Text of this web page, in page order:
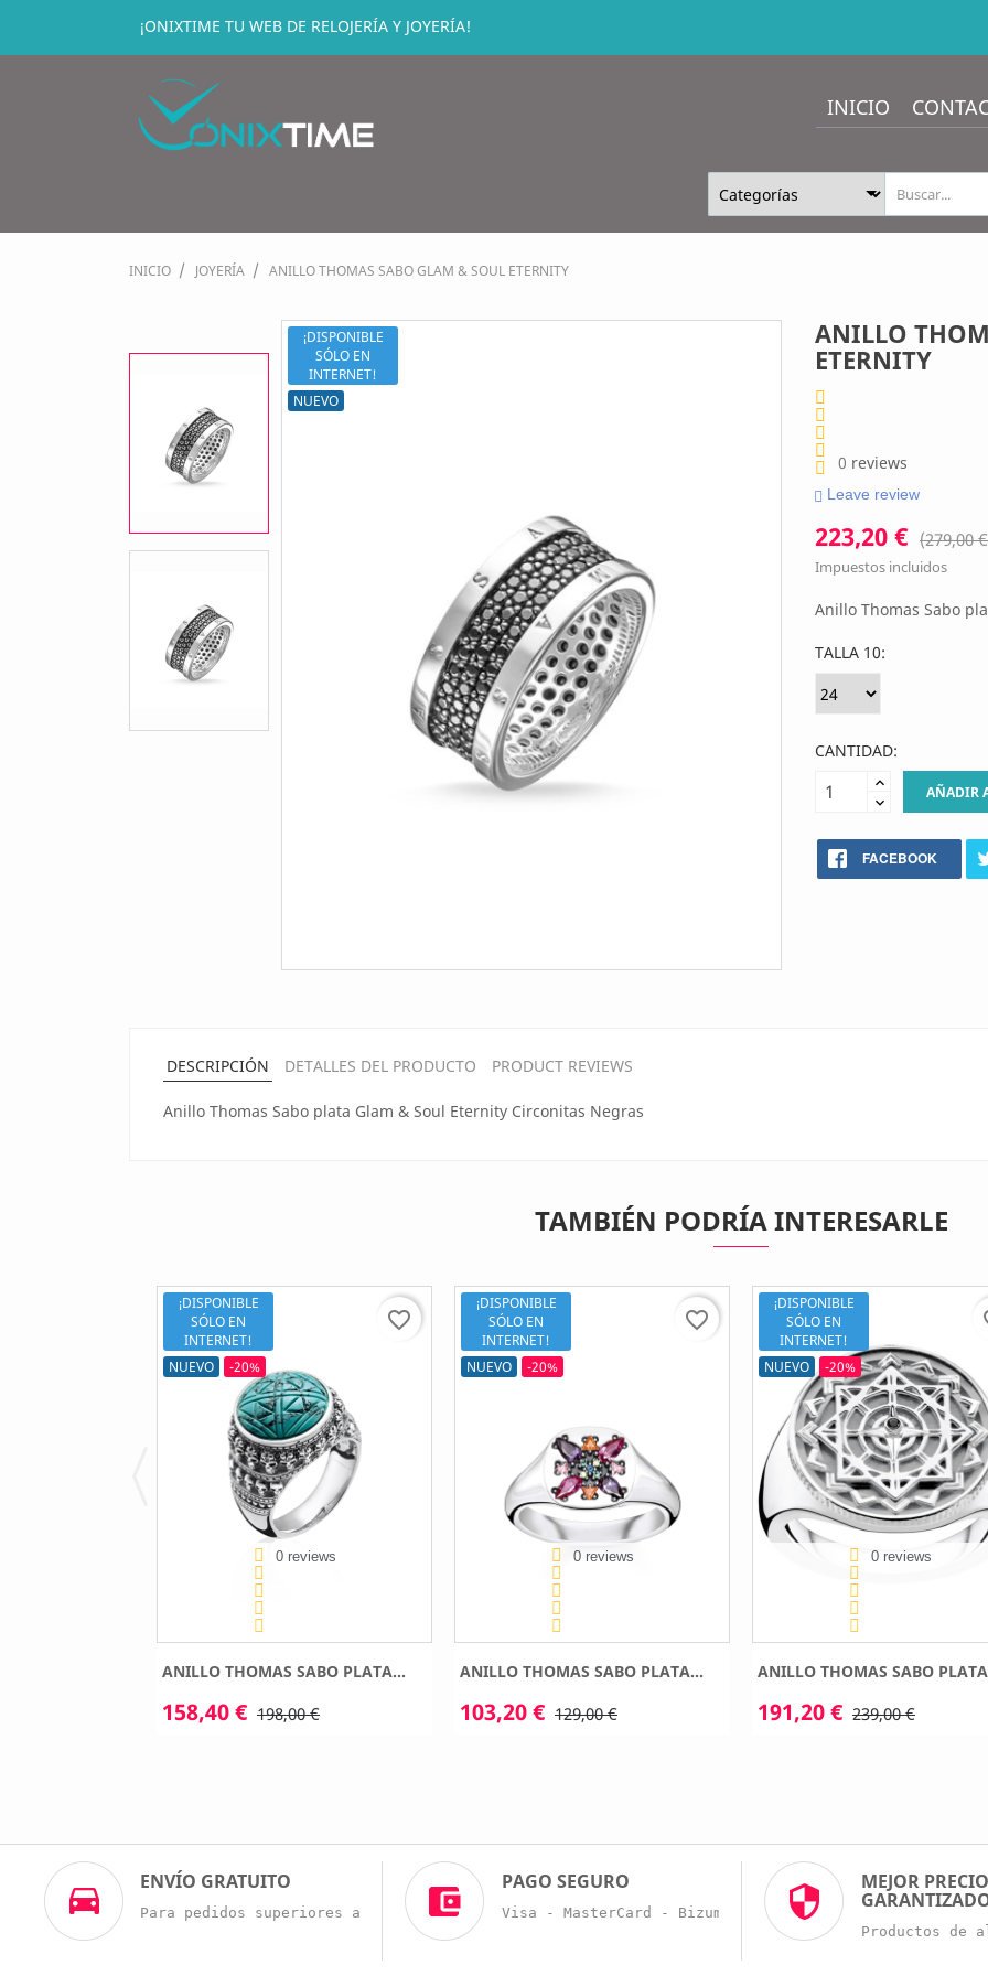
¡ONIXTIME TU WEB DE RELOJERÍA Y JOYERÍA!
INICIO
INICIO JOYERÍA ANILLO THOMAS SABO GLAM & SOUL ETERNITY
¡DISPONIBLE
SÓLO EN
INTERNET!
NUEVO
ANILLO
ETERNITY
0 reviews
Leave review
223,20 € (279,00
Impuestos incluidos
Anillo Thomas Sabo
TALLA 10:
CANTIDAD:
AÑADIR
FACEBOOK
DESCRIPCIÓN DETALLES DEL PRODUCTO PRODUCT REVIEWS
Anillo Thomas Sabo plata Glam & Soul Eternity Circonitas Negras
TAMBIÉN PODRÍA INTERESARLE
¡DISPONIBLE
SÓLO EN
INTERNET!
NUEVO
-20%
0 reviews
ANILLO THOMAS SABO PLATA...
158,40 € 198,00 €
favorite_border
¡DISPONIBLE
SÓLO EN
INTERNET!
NUEVO
-20%
0 reviews
ANILLO THOMAS SABO PLATA...
103,20 € 129,00 €
favorite_border
¡DISPONIBLE
SÓLO EN
INTERNET!
NUEVO
-20%
0 reviews
ANILLO THOMAS SABO
191,20 € 239,00 €
ENVÍO GRATUITO
Para pedidos superiores a 60€
PAGO SEGURO
Visa - MasterCard - Bizum - Trans. Bancaria
MEJOR PRECIO
Productos de